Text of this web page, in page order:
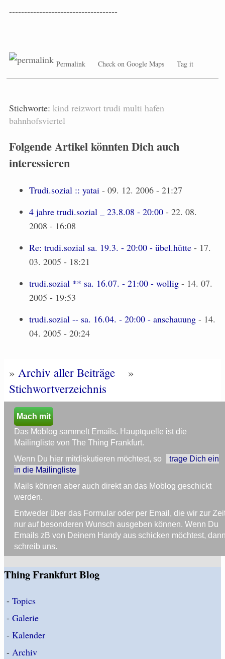
------------------------------------
Permalink Check on Google Maps Tag it
Stichworte: kind reizwort trudi multi hafen
bahnhofsviertel
Folgende Artikel könnten Dich auch
interessieren
Trudi.sozial :: yatai - 09. 12. 2006 - 21:27
4 jahre trudi.sozial _ 23.8.08 - 20:00 - 22. 08.
2008 - 16:08
Re: trudi.sozial sa. 19.3. - 20:00 - übel.hütte - 17.
03. 2005 - 18:21
trudi.sozial ** sa. 16.07. - 21:00 - wollig - 14. 07.
2005 - 19:53
trudi.sozial -- sa. 16.04. - 20:00 - anschauung - 14.
04. 2005 - 20:24
» Archiv aller Beiträge
»
Stichwortverzeichnis
Mach mit
Das Moblog sammelt Emails. Hauptquelle ist die
Mailingliste von The Thing Frankfurt.
Wenn Du hier mitdiskutieren möchtest, so
trage Dich ein
in die Mailingliste
Mails können aber auch direkt an das Moblog geschickt
werden.
Entweder über das Formular oder per Email, die wir zur
nur auf besonderen Wunsch ausgeben können. Wenn Du
Emails zB von Deinem Handy aus schicken möchtest,
schreib uns.
Thing Frankfurt Blog
- Topics
- Galerie
- Kalender
- Archiv